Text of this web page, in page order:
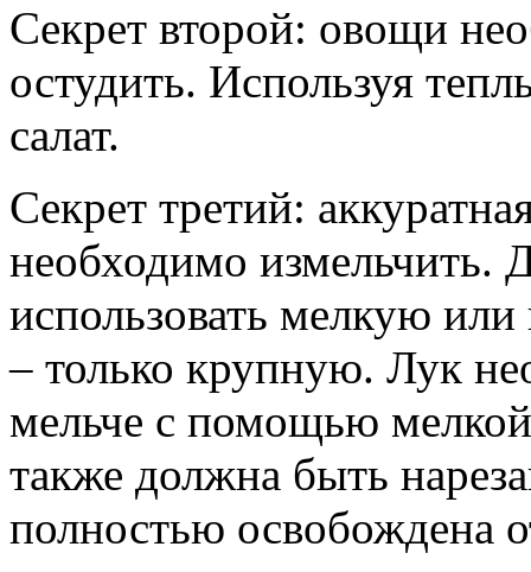
Секрет второй: овощи
остудить. Используя
салат.
Секрет третий:
необходимо измельчить.
использовать мелкую
– только крупную. Лук
мельче с помощью
также должна быть
полностью освобождена